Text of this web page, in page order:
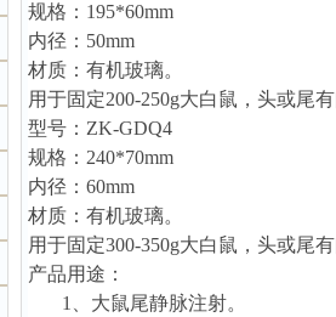
规格： 195*60mm
内径： 50mm
材质：有机玻璃。
用于固定200-250g大白鼠，头或尾
型号： ZK-GDQ4
规格： 240*70mm
内径 ： 60mm
材质：有机玻璃。
用于固定300-350g大白鼠，头或尾
产品用途：
1、 大鼠尾静脉注射。